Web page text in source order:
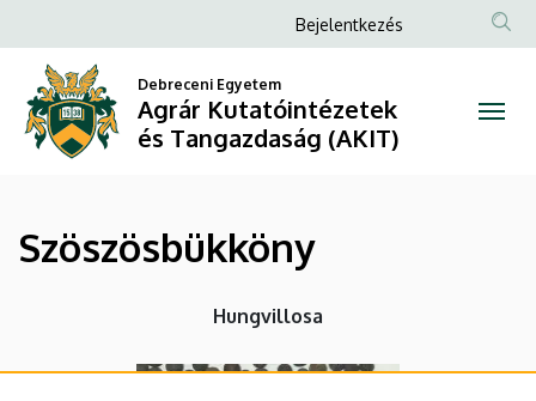
Szöszösbükköny
Agrár
Kutatóintézetek
Tangazdaság
a
tartalomra
Anonim
fiók
menüje
Bejelentkezés
Debreceni Egyetem
Agrár Kutatóintézetek
és Tangazdaság (AKIT)
Szöszösbükköny
Hungvillosa